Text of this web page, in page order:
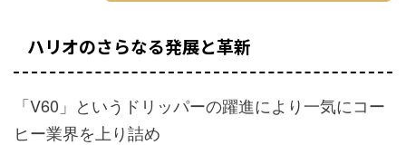
ハリオのさらなる発展と革新
「V60」というドリッパーの躍進により一気にコー
ヒー業界を上り詰め